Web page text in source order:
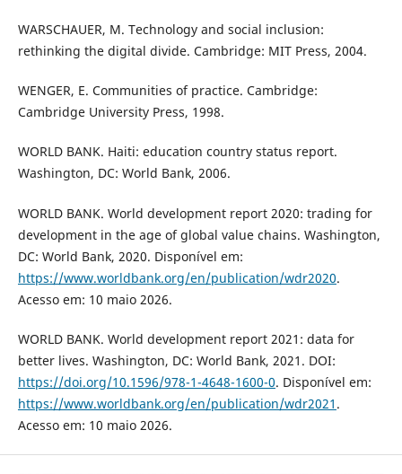
WARSCHAUER, M. Technology and social inclusion:
rethinking the digital divide. Cambridge: MIT Press, 2004.
WENGER, E. Communities of practice. Cambridge:
Cambridge University Press, 1998.
WORLD BANK. Haiti: education country status report.
Washington, DC: World Bank, 2006.
WORLD BANK. World development report 2020: trading for
development in the age of global value chains. Washington,
DC: World Bank, 2020. Disponível em:
https://www.worldbank.org/en/publication/wdr2020.
Acesso em: 10 maio 2026.
WORLD BANK. World development report 2021: data for
better lives. Washington, DC: World Bank, 2021. DOI:
https://doi.org/10.1596/978-1-4648-1600-0. Disponível em:
https://www.worldbank.org/en/publication/wdr2021 .
Acesso em: 10 maio 2026.